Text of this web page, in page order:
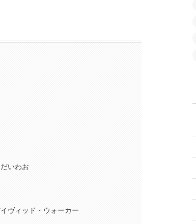
いわお
ヴィッド・ウォーカー